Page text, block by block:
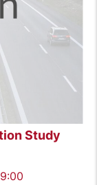
Study